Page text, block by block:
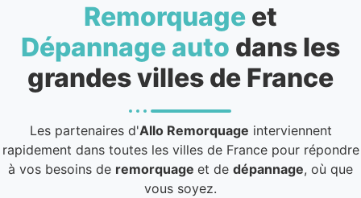
Remorquage et
Dépannage auto dans les
grandes villes de France
Les partenaires d'Allo Remorquage interviennent
rapidement dans toutes les villes de France pour répondre
à vos besoins de remorquage et de dépannage, où que
vous soyez.